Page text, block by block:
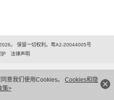
意我们使用Cookies。 Cookies和隐
策>
。 保留一切权利。粤A2-20044005号
护
法律声明